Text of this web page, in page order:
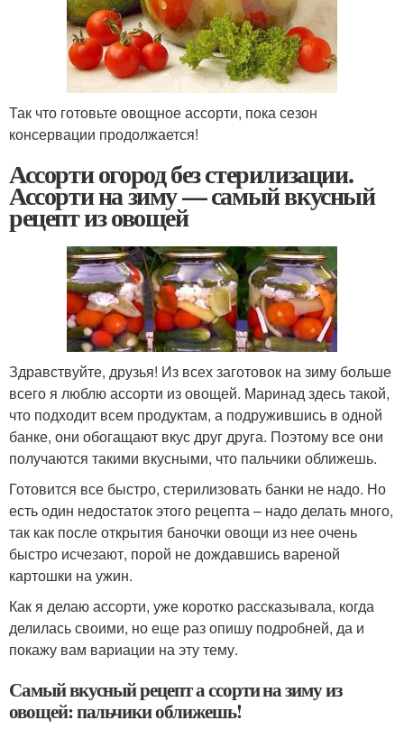
Так что готовьте овощное ассорти, пока сезон
консервации продолжается!
Ассорти огород без стерилизации.
Ассорти на зиму — самый вкусный
рецепт из овощей
Здравствуйте, друзья! Из всех заготовок на зиму больше
всего я люблю ассорти из овощей. Маринад здесь такой,
что подходит всем продуктам, а подружившись в одной
банке, они обогащают вкус друг друга. Поэтому все они
получаются такими вкусными, что пальчики оближешь.
Готовится все быстро, стерилизовать банки не надо. Но
есть один недостаток этого рецепта – надо делать много,
так как после открытия баночки овощи из нее очень
быстро исчезают, порой не дождавшись вареной
картошки на ужин.
Как я делаю ассорти, уже коротко рассказывала, когда
делилась своими, но еще раз опишу подробней, да и
покажу вам вариации на эту тему.
Самый вкусный рецепт а ссорти на зиму из
овощей: пальчики оближешь!